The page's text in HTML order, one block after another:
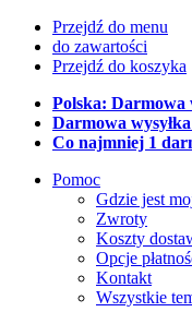
Przejdź do menu
do zawartości
Przejdź do koszyka
Polska: Darmowa
Darmowa
Co najmniej 1
Pomoc
Gdzie jest
Zwroty
Koszty
Opcje
Kontakt
Wszystkie